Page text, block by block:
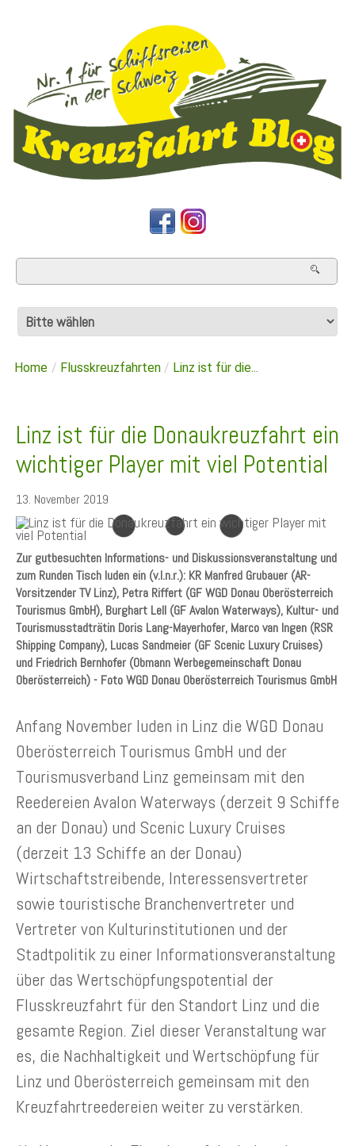
Home / Flusskreuzfahrten / Linz ist für die...
Linz ist für die Donaukreuzfahrt ein
wichtiger Player mit viel Potential
13. November 2019
Zur gutbesuchten Informations- und Diskussionsveranstaltung und
zum Runden Tisch luden ein (v.l.n.r.): KR Manfred Grubauer (AR-
Vorsitzender TV Linz), Petra Riffert (GF WGD Donau Oberösterreich
Tourismus GmbH), Burghart Lell (GF Avalon Waterways), Kultur- und
Tourismusstadträtin Doris Lang-Mayerhofer, Marco van Ingen (RSR
Shipping Company), Lucas Sandmeier (GF Scenic Luxury Cruises)
und Friedrich Bernhofer (Obmann Werbegemeinschaft Donau
Oberösterreich) - Foto WGD Donau Oberösterreich Tourismus GmbH
Anfang November luden in Linz die WGD Donau
Oberösterreich Tourismus GmbH und der
Tourismusverband Linz gemeinsam mit den
Reedereien Avalon Waterways (derzeit 9 Schiffe
an der Donau) und Scenic Luxury Cruises
(derzeit 13 Schiffe an der Donau)
Wirtschaftstreibende, Interessensvertreter
sowie touristische Branchenvertreter und
Vertreter von Kulturinstitutionen und der
Stadtpolitik zu einer Informationsveranstaltung
über das Wertschöpfungspotential der
Flusskreuzfahrt für den Standort Linz und die
gesamte Region. Ziel dieser Veranstaltung war
es, die Nachhaltigkeit und Wertschöpfung für
Linz und Oberösterreich gemeinsam mit den
Kreuzfahrtreedereien weiter zu verstärken.